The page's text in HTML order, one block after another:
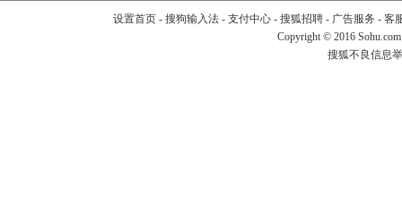
设置首页- 搜狗输入法- 支付中心- 搜狐招聘- 广告服务 - 客
Copyright © 2016
搜狐不良信息